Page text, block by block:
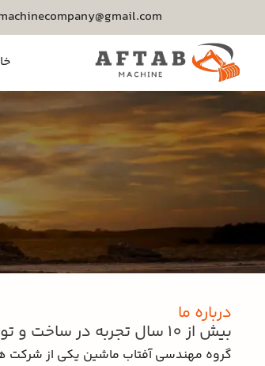
درباره ما
بیش از 10 سال تجربه در ساخت و تولید
گروه مهندسی آفتاب ماشین یکی از شرکت